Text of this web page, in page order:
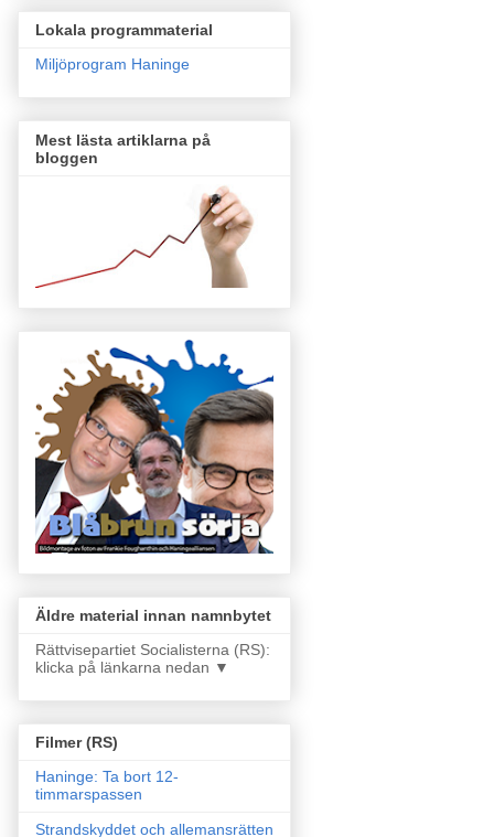
Lokala programmaterial
Miljöprogram Haninge
Mest lästa artiklarna på
bloggen
Äldre material innan namnbytet
Rättvisepartiet Socialisterna (RS):
klicka på länkarna nedan ▼
Filmer (RS)
Haninge: Ta bort 12-
timmarspassen
Strandskyddet och allemansrätten